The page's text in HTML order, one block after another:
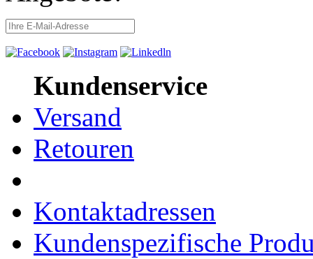
Kundenservice
Versand
Retouren
Kontaktadressen
Kundenspezifische